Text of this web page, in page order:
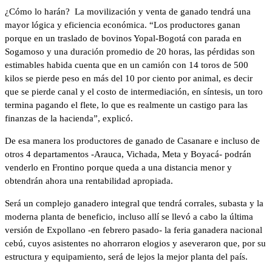
¿Cómo lo harán? La movilización y venta de ganado tendrá una
mayor lógica y eficiencia económica. “Los productores ganan
porque en un traslado de bovinos Yopal-Bogotá con parada en
Sogamoso y una duración promedio de 20 horas, las pérdidas son
estimables habida cuenta que en un camión con 14 toros de 500
kilos se pierde peso en más del 10 por ciento por animal, es decir
que se pierde canal y el costo de intermediación, en síntesis, un toro
termina pagando el flete, lo que es realmente un castigo para las
finanzas de la hacienda”, explicó.
De esa manera los productores de ganado de Casanare e incluso de
otros 4 departamentos -Arauca, Vichada, Meta y Boyacá- podrán
venderlo en Frontino porque queda a una distancia menor y
obtendrán ahora una rentabilidad apropiada.
Será un complejo ganadero integral que tendrá corrales, subasta y la
moderna planta de beneficio, incluso allí se llevó a cabo la última
versión de Expollano -en febrero pasado- la feria ganadera nacional
cebú, cuyos asistentes no ahorraron elogios y aseveraron que, por su
estructura y equipamiento, será de lejos la mejor planta del país.